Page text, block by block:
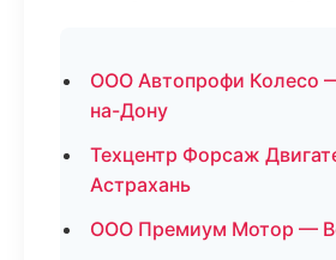
ООО Автопрофи Колесо
на-Дону
Техцентр Форсаж
Астрахань
ООО Премиум Мотор —